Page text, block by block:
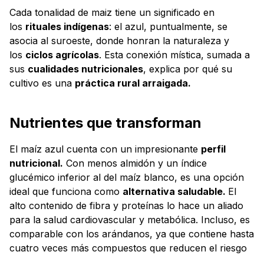
Cada tonalidad de maiz tiene un significado en
los rituales indígenas: el azul, puntualmente, se
asocia al suroeste, donde honran la naturaleza y
los ciclos agrícolas. Esta conexión mística, sumada a
sus cualidades nutricionales, explica por qué su
cultivo es una práctica rural arraigada.
Nutrientes que transforman
El maíz azul cuenta con un impresionante perfil
nutricional. Con menos almidón y un índice
glucémico inferior al del maíz blanco, es una opción
ideal que funciona como alternativa saludable. El
alto contenido de fibra y proteínas lo hace un aliado
para la salud cardiovascular y metabólica. Incluso, es
comparable con los arándanos, ya que contiene hasta
cuatro veces más compuestos que reducen el riesgo